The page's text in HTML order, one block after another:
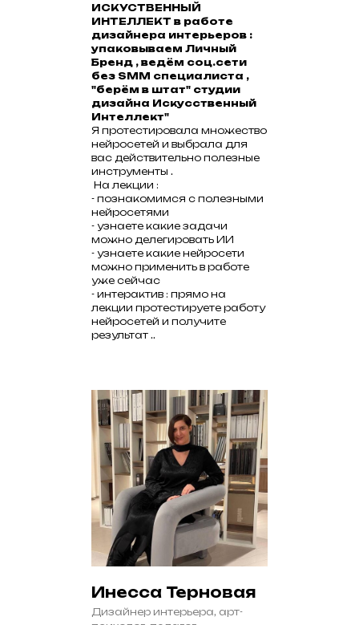
ИСКУСТВЕННЫЙ
ИНТЕЛЛЕКТ в работе
дизайнера интерьеров :
упаковываем Личный
Бренд , ведём соц.сети
без SMM специалиста ,
"берём в штат" студии
дизайна Искусственный
Интеллект"
Я протестировала множество
нейросетей и выбрала для
вас действительно полезные
инструменты .
На лекции :
- познакомимся с полезными
нейросетями
- узнаете какие задачи
можно делегировать ИИ
- узнаете какие нейросети
можно применить в работе
уже сейчас
- интерактив : прямо на
лекции протестируете работу
нейросетей и получите
результат ..
Инесса Терновая
Дизайнер интерьера, арт-